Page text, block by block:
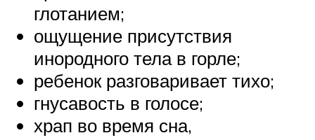
глотанием;
ощущение присутствия
инородного тела в горле;
ребенок разговаривает тихо;
гнусавость в голосе;
храп во время сна,